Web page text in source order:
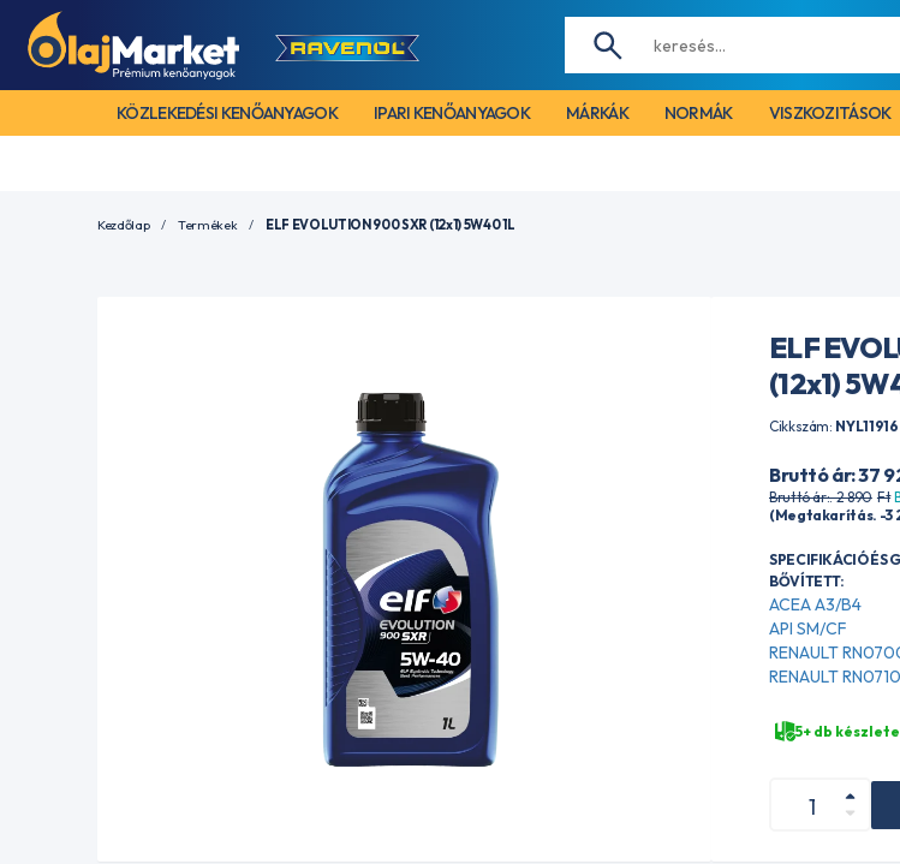
KÖZLEKEDÉSI KENŐANYAGOK IPARI KENŐANYAGOK MÁRKÁK NORMÁK VISZKOZITÁSOK
NYÁRI
Kezdőlap Termékek ELF EVOLUTION 900 SXR (12x1) 5W40 1L
ELF
(12x1)
Cikkszám: NYL11916
Bruttó ár: 37
Bruttó ár:. 2 890 Ft
(Megtakarítás. -3
SPECIFIKÁCIÓ ÉS
BŐVÍTETT:
ACEA A3/B4
API SM/CF
RENAULT
RENAULT RN0710
5+ db